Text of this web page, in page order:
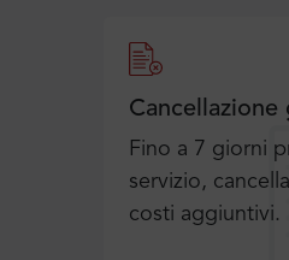
Cancellazione
Fino a 7 giorni
servizio,
costi aggiuntivi.